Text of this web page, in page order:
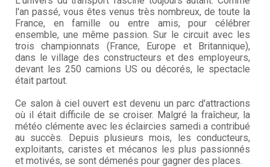
l'an passé, vous êtes venus très nombreux, de toute la
France, en famille ou entre amis, pour célébrer
ensemble, une même passion. Sur le circuit avec les
trois championnats (France, Europe et Britannique),
dans le village des constructeurs et des employeurs,
devant les 250 camions US ou décorés, le spectacle
était partout.
Ce salon à ciel ouvert est devenu un parc d'attractions
où il était difficile de se croiser. Malgré la fraîcheur, la
météo clémente avec les éclaircies samedi a contribué
au succès. Depuis plusieurs mois, les conducteurs,
exploitants, caristes et mécanos les plus passionnés
et motivés, se sont démenés pour gagner des places.